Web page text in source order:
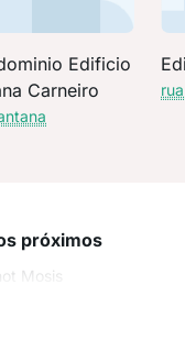
Edificio
Carneiro
próximos
Mosis